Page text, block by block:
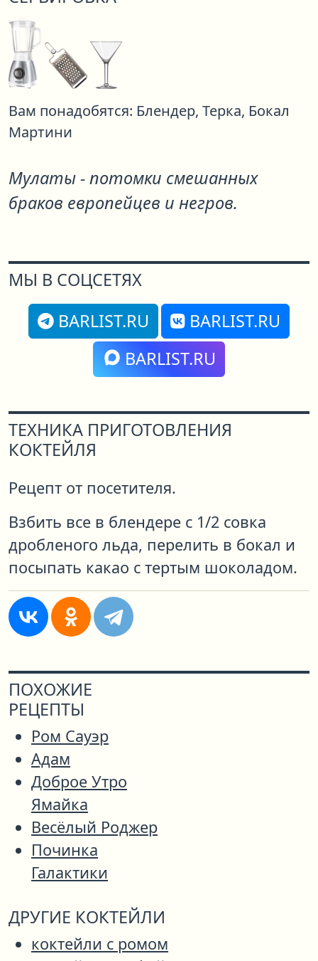
Вам понадобятся: Блендер, Терка, Бокал
Мартини
Мулаты - потомки смешанных
браков европейцев и негров.
МЫ В СОЦСЕТЯХ
BARLIST.RU
BARLIST.RU
BARLIST.RU
ТЕХНИКА ПРИГОТОВЛЕНИЯ
КОКТЕЙЛЯ
Рецепт от посетителя.
Взбить все в блендере с 1/2 совка
дробленого льда, перелить в бокал и
посыпать какао с тертым шоколадом.
ПОХОЖИЕ
РЕЦЕПТЫ
Ром Сауэр
Адам
Доброе Утро
Ямайка
Весёлый Роджер
Починка
Галактики
ДРУГИЕ КОКТЕЙЛИ
коктейли с ромом